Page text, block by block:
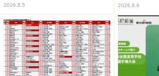
2026.8.5 2026.8.6